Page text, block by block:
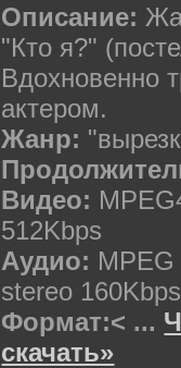
Описание:
"Кто я?"
Вдохновенно
актером.
Жанр:
Видео:
512Kbps
Аудио:
stereo 160Kbps
Формат:< ...
скачать»